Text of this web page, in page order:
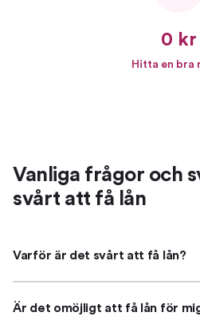
0 kr
Hitta en bra
Vanliga frågor och
svårt att få lån
Varför är det svårt att få lån?
Är det omöjligt att få lån för